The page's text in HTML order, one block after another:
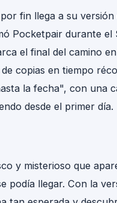
fin llega a su versión
Pocketpair durante el
el final del camino
copias en tiempo
la fecha", con una
desde el primer día.
y misterioso que
podía llegar. Con la